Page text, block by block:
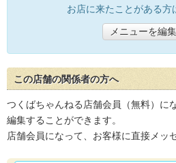
お店に来たことがある方
メニューを編
この店舗の関係者の方へ
つくばちゃんねる店舗会員（無料）に
編集することができます。
店舗会員になって、お客様に直接メッ